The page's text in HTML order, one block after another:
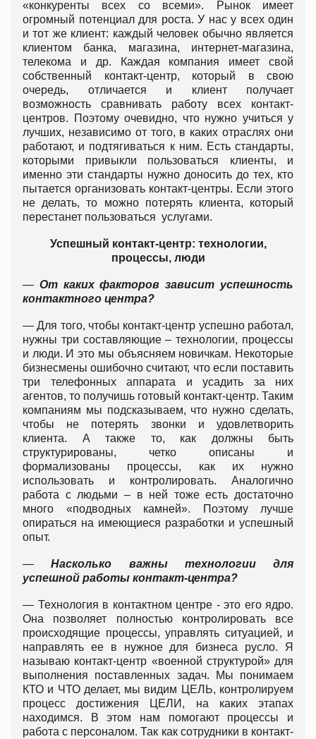
«конкуренты всех со всеми». Рынок имеет
огромный потенциал для роста. У нас у всех один
и тот же клиент: каждый человек обычно является
клиентом банка, магазина, интернет-магазина,
телекома и др. Каждая компания имеет свой
собственный контакт-центр, который в свою
очередь, отличается и клиент получает
возможность сравнивать работу всех контакт-
центров. Поэтому очевидно, что нужно учиться у
лучших, независимо от того, в каких отраслях они
работают, и подтягиваться к ним. Есть стандарты,
которыми привыкли пользоваться клиенты, и
именно эти стандарты нужно доносить до тех, кто
пытается организовать контакт-центры. Если этого
не делать, то можно потерять клиента, который
перестанет пользоваться услугами.
Успешный контакт-центр: технологии,
процессы, люди
— От каких факторов зависит успешность
контактного центра?
— Для того, чтобы контакт-центр успешно работал,
нужны три составляющие – технологии, процессы
и люди. И это мы объясняем новичкам. Некоторые
бизнесмены ошибочно считают, что если поставить
три телефонных аппарата и усадить за них
агентов, то получишь готовый контакт-центр. Таким
компаниям мы подсказываем, что нужно сделать,
чтобы не потерять звонки и удовлетворить
клиента. А также то, как должны быть
структурированы, четко описаны и
формализованы процессы, как их нужно
использовать и контролировать. Аналогично
работа с людьми – в ней тоже есть достаточно
много «подводных камней». Поэтому лучше
опираться на имеющиеся разработки и успешный
опыт.
—Насколько важны технологии для
успешной работы контакт-центра?
— Технология в контактном центре - это его ядро.
Она позволяет полностью контролировать все
происходящие процессы, управлять ситуацией, и
направлять ее в нужное для бизнеса русло. Я
называю контакт-центр «военной структурой» для
выполнения поставленных задач. Мы понимаем
КТО и ЧТО делает, мы видим ЦЕЛЬ, контролируем
процесс достижения ЦЕЛИ, на каких этапах
находимся. В этом нам помогают процессы и
работа с персоналом. Так как сотрудники в контакт-